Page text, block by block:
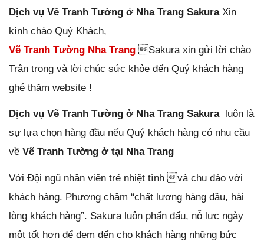
Dịch vụ Vẽ Tranh Tường ở Nha Trang Sakura Xin
kính chào Quý Khách,
Vẽ Tranh Tường Nha Trang Sakura xin gửi lời chào
Trân trọng và lời chúc sức khỏe đến Quý khách hàng
ghé thăm website !
Dịch vụ Vẽ Tranh Tường ở Nha Trang Sakura luôn là
sự lựa chọn hàng đầu nếu Quý khách hàng có nhu cầu
về Vẽ Tranh Tường ở tại Nha Trang
Với Đội ngũ nhân viên trẻ nhiệt tình và chu đáo với
khách hàng. Phương châm “chất lượng hàng đầu, hài
lòng khách hàng”. Sakura luôn phấn đấu, nỗ lực ngày
một tốt hơn để đem đến cho khách hàng những bức